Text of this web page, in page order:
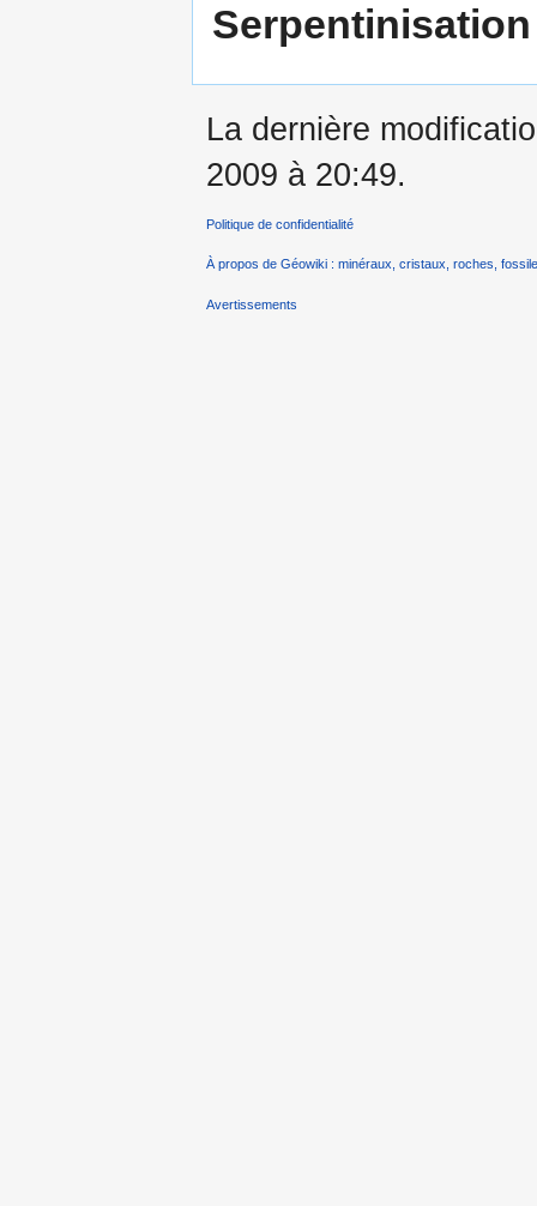
Serpentinisation
La dernière
2009 à 20:49.
Politique de confidentialité
À propos de Géowiki : minéraux, cristaux, roches,
Avertissements